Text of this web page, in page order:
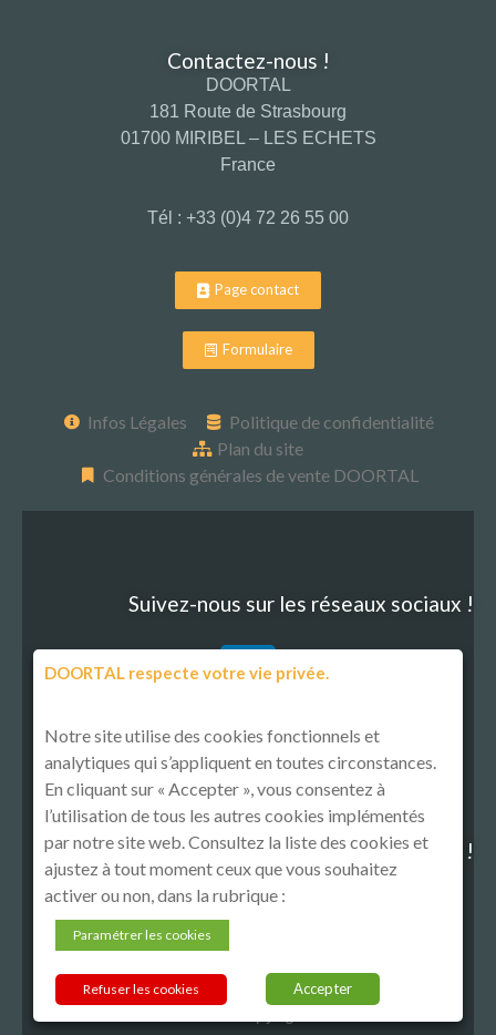
Contactez-nous !
DOORTAL
181 Route de Strasbourg
01700 MIRIBEL – LES ECHETS
France
Tél : +33 (0)4 72 26 55 00
Page contact
Formulaire
Infos Légales
Politique de confidentialité
Plan du site
Conditions générales de vente DOORTAL
Suivez-nous sur les réseaux sociaux !
Découvrez notre politique RSE !
DOORTAL respecte votre vie privée.
Notre site utilise des cookies fonctionnels et
analytiques qui s’appliquent en toutes circonstances.
En cliquant sur « Accepter », vous consentez à
l’utilisation de tous les autres cookies implémentés
par notre site web. Consultez la liste des cookies et
ajustez à tout moment ceux que vous souhaitez
activer ou non, dans la rubrique :
Paramétrer les cookies
Refuser les cookies Accepter